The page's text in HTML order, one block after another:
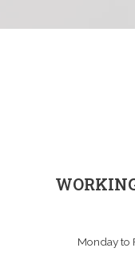
Monday to